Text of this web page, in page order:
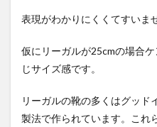
表現がわかりにくくてすいま
仮にリーガルが25cmの場合
じサイズ感です。
リーガルの靴の多くはグッド
製法で作られています。これ